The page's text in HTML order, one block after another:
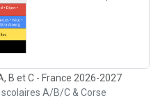
B et C - France 2026-2027
A/B/C & Corse